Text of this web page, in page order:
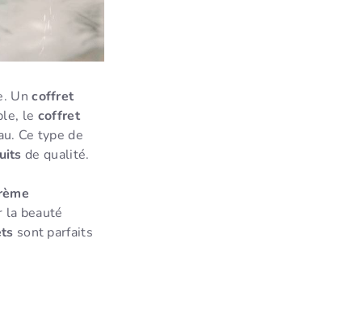
Uncoffret
le coffret
Ce type de
de qualité.
la beauté
sont parfaits